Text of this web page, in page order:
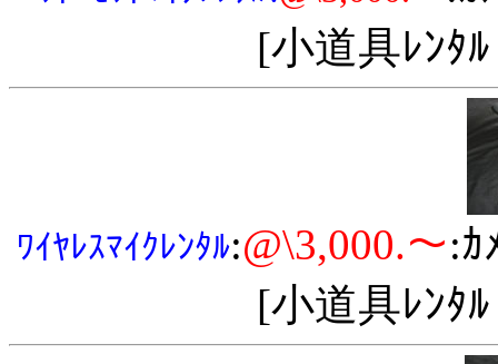
[小道具ﾚﾝﾀ
ﾜｲﾔﾚｽﾏｲｸﾚﾝﾀﾙ:@\3,000.～:ｶ
[小道具ﾚﾝﾀ